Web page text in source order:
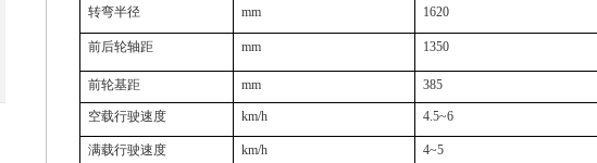
转弯半径 mm 1620
前后轮轴距 mm 1350
前轮基距 mm 385
空载行驶速度 km/h 4.5~6
满载行驶速度 km/h 4~5